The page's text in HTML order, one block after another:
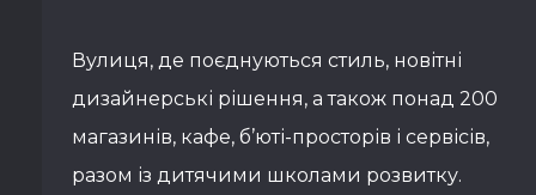
Вулиця, де поєднуються стиль, новітні
дизайнерські рішення, а також понад 200
магазинів, кафе, б’юті-просторів і сервісів,
разом із дитячими школами розвитку.